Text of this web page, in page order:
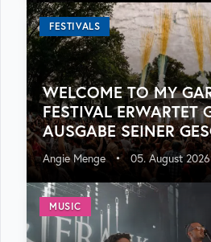
FESTIVALS
WELCOME TO MY
FESTIVAL ERWARTET
USGABE SEINER
Angie Menge • 05. August 2026
MUSIC